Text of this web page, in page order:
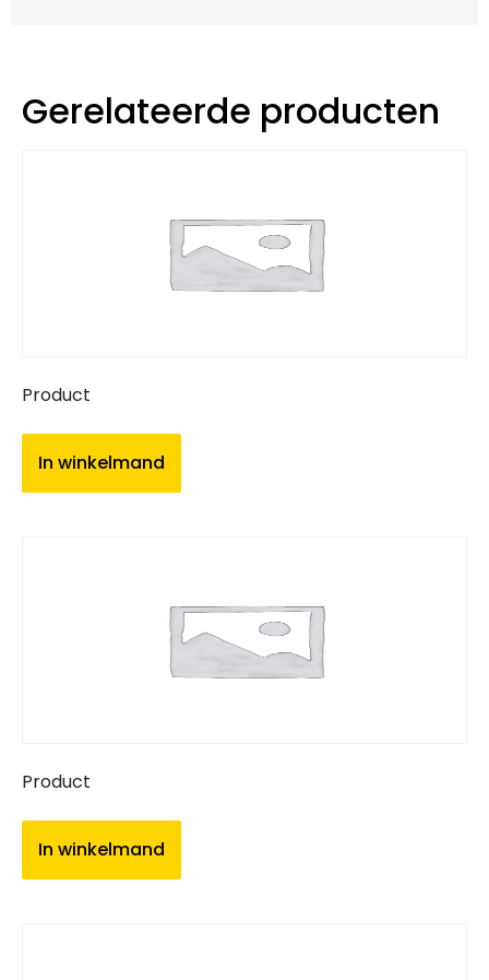
Gerelateerde producten
Product
In winkelmand
Product
In winkelmand